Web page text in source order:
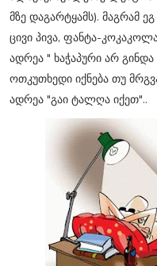
მზე დაგარტყამს). მაგრამ
ცივი პივა, ფანტა-
ადრეა " ხაჭაპური არ გინდა
ოთკუთხედი იქნება თუ
ადრეა "გაი ტალღა იქეთ"..